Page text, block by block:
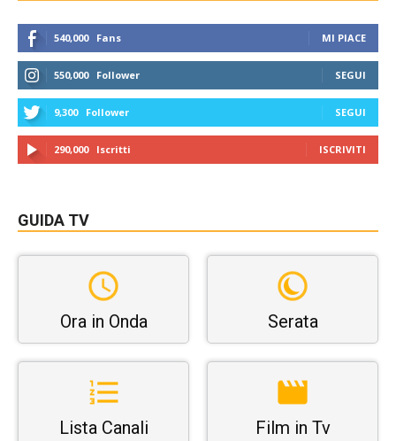
540,000 Fans MI PIACE
550,000 Follower SEGUI
9,300 Follower SEGUI
290,000 Iscritti ISCRIVITI
GUIDA TV
Ora in Onda Serata
Lista Canali Film in Tv